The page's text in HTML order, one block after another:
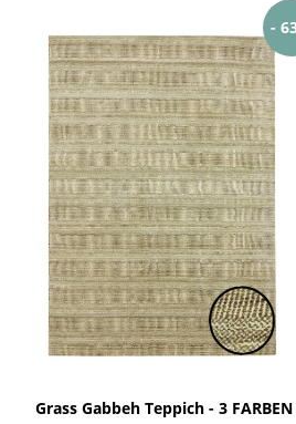
-
Grass Gabbeh Teppich - 3 FARBEN